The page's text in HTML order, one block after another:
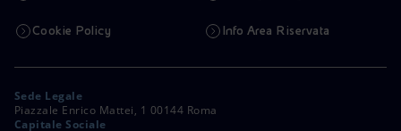
Cookie Policy Info Area Riservata
Sede Legale
Piazzale Enrico Mattei, 1 00144 Roma
Capitale Sociale